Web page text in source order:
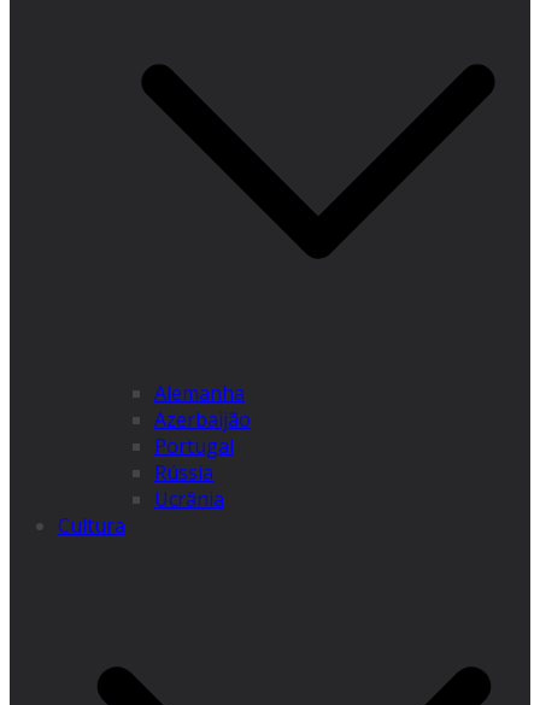
Alemanha
Azerbaijão
Portugal
Rússia
Ucrânia
Cultura